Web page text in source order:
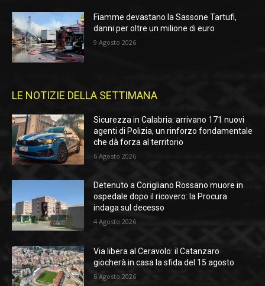
Fiamme devastano la Sassone Tartufi,
danni per oltre un milione di euro
9 Agosto 2026
LE NOTIZIE DELLA SETTIMANA
Sicurezza in Calabria: arrivano 171 nuovi
agenti di Polizia, un rinforzo fondamentale
che dà forza al territorio
6 Agosto 2026
Detenuto a Corigliano Rossano muore in
ospedale dopo il ricovero: la Procura
indaga sul decesso
4 Agosto 2026
Via libera al Ceravolo: il Catanzaro
giocherà in casa la sfida del 15 agosto
6 Agosto 2026